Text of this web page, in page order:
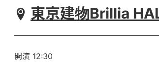
東京建物Brillia
開演 12:30